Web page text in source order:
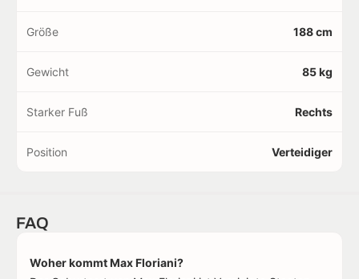
Größe 188 cm
Gewicht 85 kg
Starker Fuß Rechts
Position Verteidiger
FAQ
Woher kommt Max Floriani?